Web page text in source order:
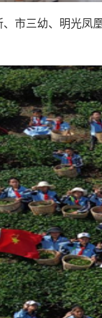
市三幼、明光凤